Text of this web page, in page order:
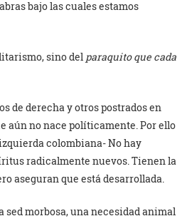
bajo las cuales estamos
sino del paraquito que cada
de derecha y otros postrados en
aún no nace políticamente. Por ello
colombiana- No hay
radicalmente nuevos. Tienen la
aseguran que está desarrollada.
sed morbosa, una necesidad animal